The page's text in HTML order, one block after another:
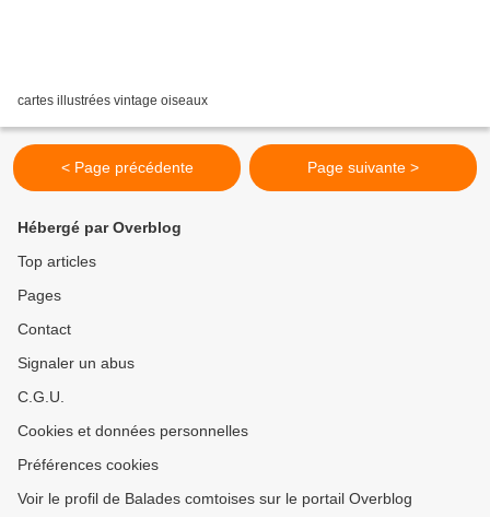
cartes illustrées vintage oiseaux
< Page précédente Page suivante >
Hébergé par Overblog
Top articles
Pages
Contact
Signaler un abus
C.G.U.
Cookies et données personnelles
Préférences cookies
Voir le profil de Balades comtoises sur le portail Overblog